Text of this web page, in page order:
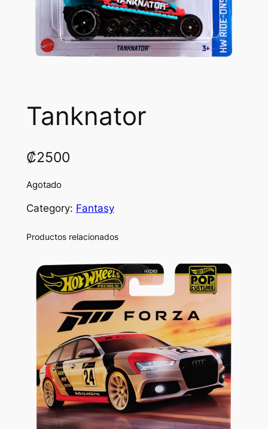
Tanknator
₡2500
Agotado
Category: Fantasy
Productos relacionados